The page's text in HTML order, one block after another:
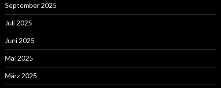
September 2025
Juli 2025
Juni 2025
Mai 2025
März 2025